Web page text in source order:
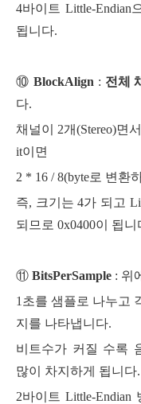
4바이트 Little-Endian
됩니다.
⑩ BlockAlign : 전체
다.
채널이 2개(Stereo)면
it이면
2 * 16 / 8(byte로 변환
즉, 크기는 4가 되고
되므로 0x0400이 됩니
⑪ BitsPerSample : 위
1초를 샘플로 나누고
지를 나타냅니다.
비트수가 커질 수록
많이 차지하게 됩니다.
2바이트 Little-Endian